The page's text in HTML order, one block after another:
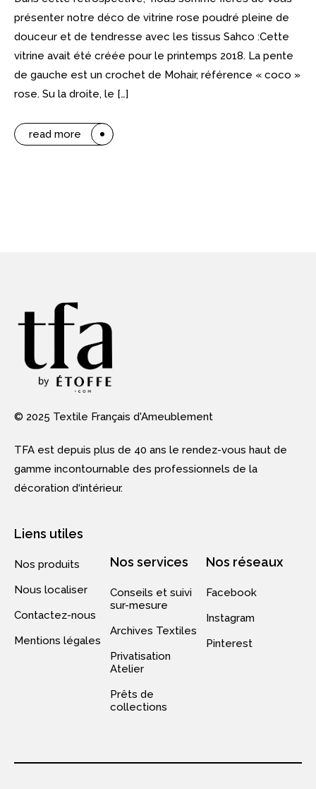
présenter notre déco de vitrine rose poudré pleine de
douceur et de tendresse avec les tissus Sahco :Cette
vitrine avait été créée pour le printemps 2018. La pente
de gauche est un crochet de Mohair, référence « coco »
rose. Su la droite, le […]
read more
© 2025 Textile Français d'Ameublement
TFA est depuis plus de 40 ans le rendez-vous haut de
gamme incontournable des professionnels de la
décoration d‘intérieur.
Liens utiles
Nos produits
Nous localiser
Contactez-nous
Mentions légales
Nos services
Conseils et suivi
sur-mesure
Archives Textiles
Privatisation
Atelier
Prêts de
collections
Nos réseaux
Facebook
Instagram
Pinterest